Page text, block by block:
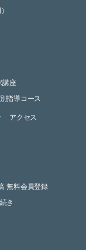
講座
指導コース
アクセス
無料会員登録
き